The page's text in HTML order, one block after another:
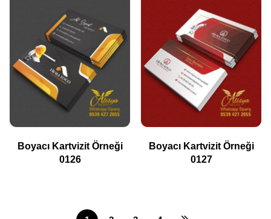
Boyacı Kartvizit Örneği
0126
Boyacı Kartvizit Örneği
0127